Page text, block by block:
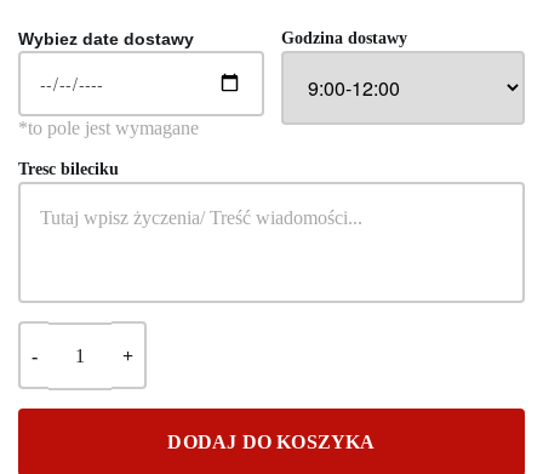
Wybiez date dostawy Godzina dostawy
Tresc bileciku
DODAJ DO KOSZYKA